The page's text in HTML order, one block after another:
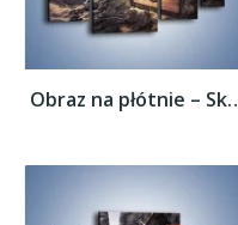
Obraz na płótnie